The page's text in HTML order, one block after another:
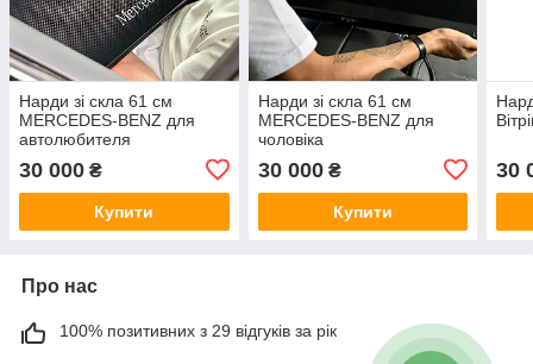
Нарди зі скла 61 см
MERCEDES-BENZ для
автолюбителя
30 000 ₴
Купити
Нарди зі скла 61 см
MERCEDES-BENZ для
чоловіка
30 000₴
Купити
30
Про нас
100% позитивних з 29 відгуків за рік